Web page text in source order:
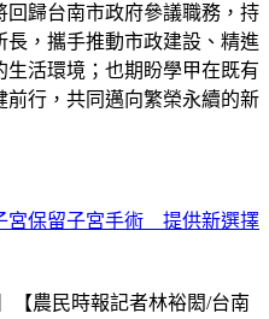
歸台南市政府參議職務，持
，攜手推動市政建設、精進
活環境；也期盼學甲在既有
行，共同邁向繁榮永續的新
宮保留子宮手術 提供新選擇
【農民時報記者林裕閎/台南